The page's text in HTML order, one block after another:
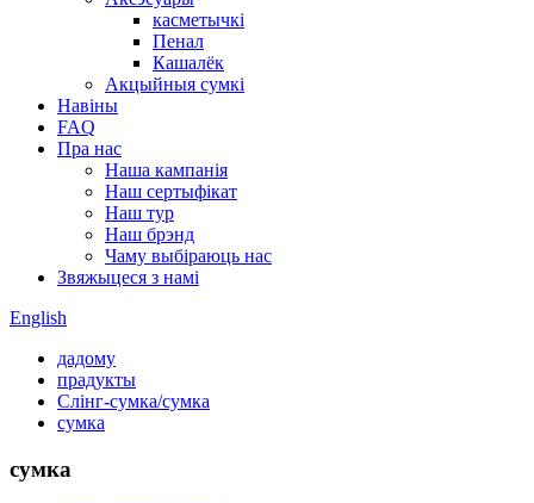
касметычкі
Пенал
Кашалёк
Акцыйныя сумкі
Навіны
FAQ
Пра нас
Наша кампанія
Наш сертыфікат
Наш тур
Наш брэнд
Чаму выбіраюць нас
Звяжыцеся з намі
English
дадому
прадукты
Слінг-сумка/сумка
сумка
сумка